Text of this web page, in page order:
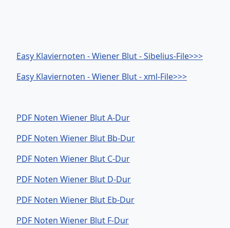
Easy Klaviernoten - Wiener Blut - Sibelius-File>>>
Easy Klaviernoten - Wiener Blut - xml-File>>>
PDF Noten Wiener Blut A-Dur
PDF Noten Wiener Blut Bb-Dur
PDF Noten Wiener Blut C-Dur
PDF Noten Wiener Blut D-Dur
PDF Noten Wiener Blut Eb-Dur
PDF Noten Wiener Blut F-Dur